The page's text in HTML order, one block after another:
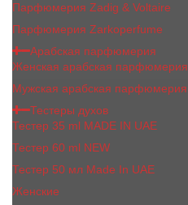
Парфюмерия Zadig & Voltaire
Парфюмерия Zarkoperfume
Арабская парфюмерия
Женская арабская парфюмерия
Мужская арабская парфюмерия
Тестеры духов
Тестер 35 ml MADE IN UAE
Тестер 60 ml NEW
Тестер 50 мл Made In UAE
Женские